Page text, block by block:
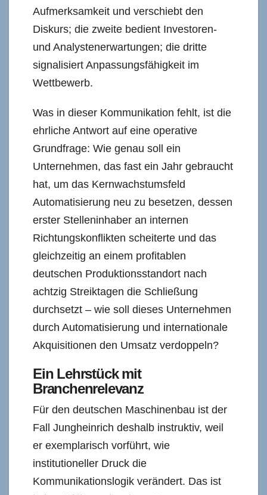
Aufmerksamkeit und verschiebt den
Diskurs; die zweite bedient Investoren-
und Analystenerwartungen; die dritte
signalisiert Anpassungsfähigkeit im
Wettbewerb.
Was in dieser Kommunikation fehlt, ist die
ehrliche Antwort auf eine operative
Grundfrage: Wie genau soll ein
Unternehmen, das fast ein Jahr gebraucht
hat, um das Kernwachstumsfeld
Automatisierung neu zu besetzen, dessen
erster Stelleninhaber an internen
Richtungskonflikten scheiterte und das
gleichzeitig an einem profitablen
deutschen Produktionsstandort nach
achtzig Streiktagen die Schließung
durchsetzt – wie soll dieses Unternehmen
durch Automatisierung und internationale
Akquisitionen den Umsatz verdoppeln?
Ein Lehrstück mit
Branchenrelevanz
Für den deutschen Maschinenbau ist der
Fall Jungheinrich deshalb instruktiv, weil
er exemplarisch vorführt, wie
institutioneller Druck die
Kommunikationslogik verändert. Das ist